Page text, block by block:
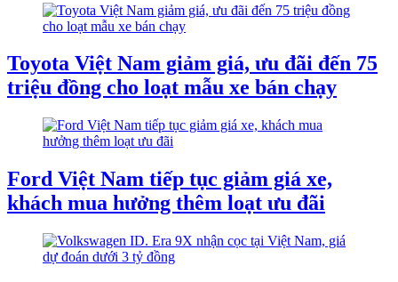
Toyota Việt Nam giảm giá, ưu đãi đến 75
triệu đồng cho loạt mẫu xe bán chạy
Ford Việt Nam tiếp tục giảm giá xe,
khách mua hưởng thêm loạt ưu đãi